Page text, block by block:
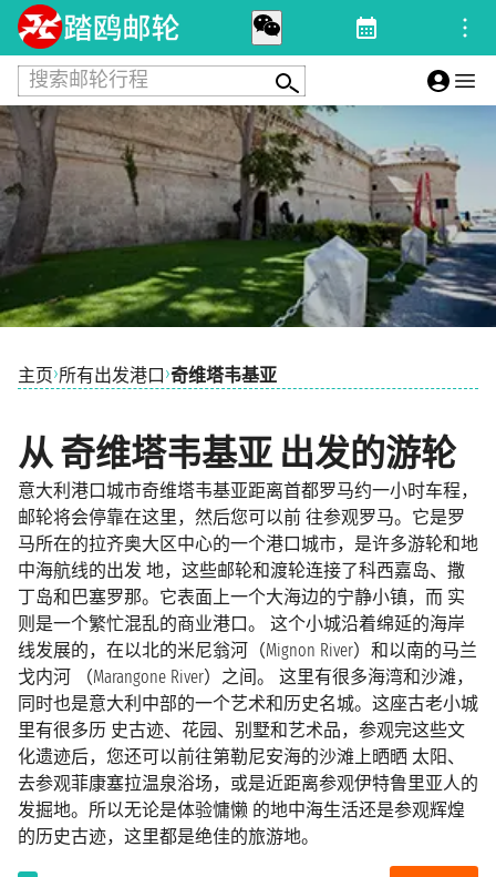
搜索邮轮行程
主页›所有出发港口›奇维塔韦基亚
从 奇维塔韦基亚 出发的游轮
意大利港口城市奇维塔韦基亚距离首都罗马约一小时车程，
邮轮将会停靠在这里，然后您可以前 往参观罗马。它是罗
马所在的拉齐奥大区中心的一个港口城市，是许多游轮和地
中海航线的出发 地，这些邮轮和渡轮连接了科西嘉岛、撒
丁岛和巴塞罗那。它表面上一个大海边的宁静小镇，而 实
则是一个繁忙混乱的商业港口。 这个小城沿着绵延的海岸
线发展的，在以北的米尼翁河（Mignon River）和以南的马兰
戈内河 （Marangone River）之间。 这里有很多海湾和沙滩，
同时也是意大利中部的一个艺术和历史名城。这座古老小城
里有很多历 史古迹、花园、别墅和艺术品，参观完这些文
化遗迹后，您还可以前往第勒尼安海的沙滩上晒晒 太阳、
去参观菲康塞拉温泉浴场，或是近距离参观伊特鲁里亚人的
发掘地。所以无论是体验慵懒 的地中海生活还是参观辉煌
的历史古迹，这里都是绝佳的旅游地。